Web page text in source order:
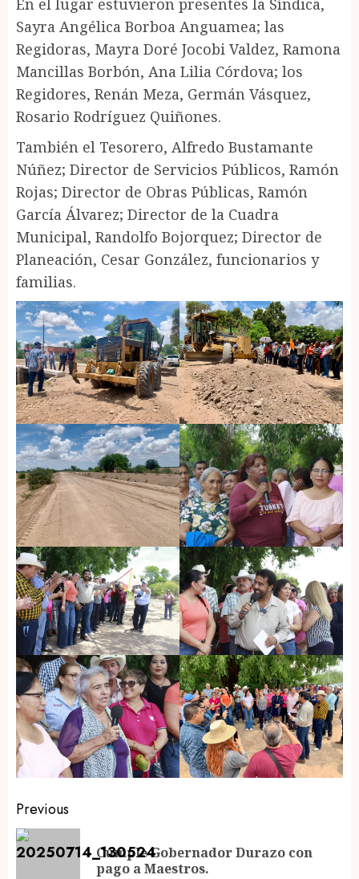
Sayra Angélica Borboa Anguamea; las
Regidoras, Mayra Doré Jocobi Valdez, Ramona
Mancillas Borbón, Ana Lilia Córdova; los
Regidores, Renán Meza, Germán Vásquez,
Rosario Rodríguez Quiñones.
También el Tesorero, Alfredo Bustamante
Núñez; Director de Servicios Públicos, Ramón
Rojas; Director de Obras Públicas, Ramón
García Álvarez; Director de la Cuadra
Municipal, Randolfo Bojorquez; Director de
Planeación, Cesar González, funcionarios y
familias.
Post
navigation
Previous
Cumple Gobernador Durazo con
pago a Maestros.